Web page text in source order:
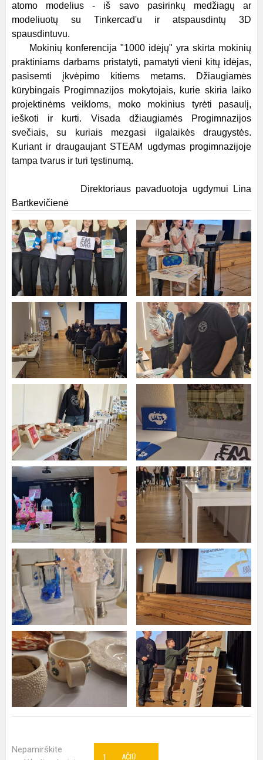
atomo modelius - iš savo pasirinkų medžiagų ar
modeliuotų su Tinkercad'u ir atspausdintų 3D
spausdintuvu.
Mokinių konferencija "1000 idėjų" yra skirta mokinių
praktiniams darbams pristatyti, pamatyti vieni kitų idėjas,
pasisemti įkvėpimo kitiems metams. Džiaugiamės
kūrybingais Progimnazijos mokytojais, kurie skiria laiko
projektinėms veikloms, moko mokinius tyrėti pasaulį,
ieškoti ir kurti. Visada džiaugiamės Progimnazijos
svečiais, su kuriais mezgasi ilgalaikės draugystės.
Kuriant ir draugaujant STEAM ugdymas progimnazijoje
tampa tvarus ir turi tęstinumą.
Direktoriaus pavaduotoja ugdymui Lina
Bartkevičienė
Nepamirškite
AČIŪ
1